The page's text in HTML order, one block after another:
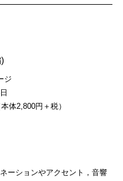
ジ
体2,800円＋税）
ーションやアクセント，音響